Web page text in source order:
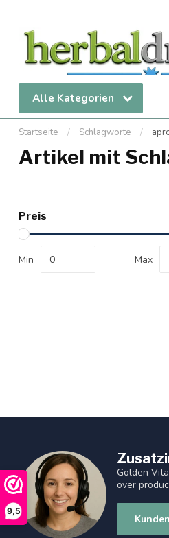
9,5
Alle Kategorien
Startseite / Schlagworte /
Artikel mit
Preis
Min Max
Golden
over